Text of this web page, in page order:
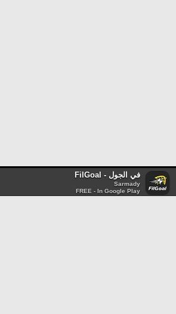
في الجول - FilGoal
Sarmady
FREE - In Google Play